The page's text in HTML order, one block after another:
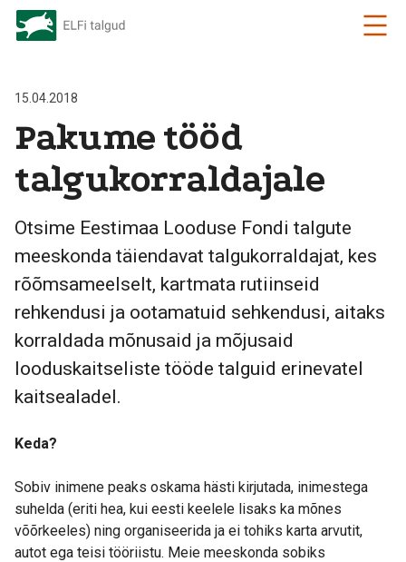
15.04.2018
Pakume tööd
talgukorraldajale
Otsime Eestimaa Looduse Fondi talgute
meeskonda täiendavat talgukorraldajat, kes
rõõmsameelselt, kartmata rutiinseid
rehkendusi ja ootamatuid sehkendusi, aitaks
korraldada mõnusaid ja mõjusaid
looduskaitseliste tööde talguid erinevatel
kaitsealadel.
Keda?
Sobiv inimene peaks oskama hästi kirjutada, inimestega
suhelda (eriti hea, kui eesti keelele lisaks ka mõnes
võõrkeeles) ning organiseerida ja ei tohiks karta arvutit,
autot ega teisi tööriistu. Meie meeskonda sobiks